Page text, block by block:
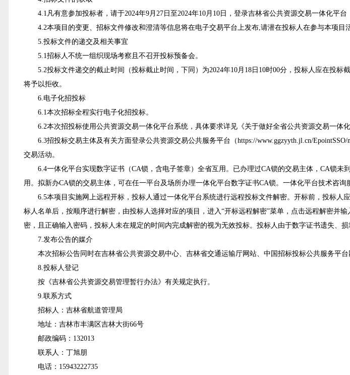
4.1凡有意参加投标者，请于2024年9月27日至2024年10月10日，登录吉林省公共资源交易一体化平台
4.2本项目的变更、招标文件修改和澄清等信息将在电子交易平台上发布,请潜在投标人在参与本项目
5.投标文件的递交及相关事宜
5.1招标人不统一组织现场考察且不召开投标预备会。
5.2投标文件递交的截止时间（投标截止时间，下同）为2024年10月18日 10时00分，投标人应在投标
将予以拒收。
6.电子化招投标
6.1本次招标全程实行电子化招投标。
6.2本次招投标使用公共资源交易一体化平台系统，具体要求详见《关于做好全省公共资源交易一体
6.3招投标交易主体及有关方面登录公共资源交易公共服务平台（https://www.ggzyyth.jl.cn/
交易活动。
6.4一体化平台实现数字证书（CA锁，含电子签章）全省互用。已办理过CA锁的交易主体，CA锁
用。拟新办CA锁的交易主体，可在任一平台及场所办理一体化平台数字证书CA锁。一体化平台技术咨询服
6.5本项目实施网上远程开标，投标人通过一体化平台系统进行远程投标文件解密。开标前，投标
标人名单后，按顺序进行解密，由投标人选择对应的项目，进入“开标远程解密”菜单，点击远程解密并
密，且正确输入密码，投标人未在规定的时间内完成解密的视为无效投标。投标人由于数字证书遗失、
7.发布公告的媒介
本次招标公告同时在吉林省公共资源交易中心、吉林省交通运输厅网站、中国招标投标公共服务平台
8.投标人登记
按《吉林省公共资源交易管理暂行办法》有关规定执行。
9.联系方式
招标人：吉林省航道管理局
地址：吉林市丰满区吉林大街66号
邮政编码：132013
联系人：丁旭朋
电话：15943222735